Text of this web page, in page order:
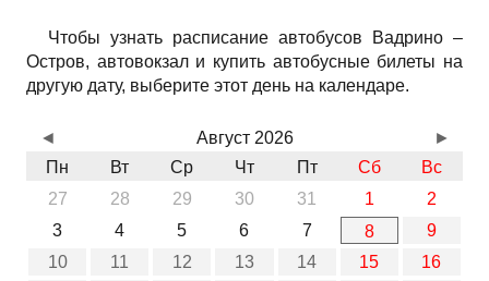
Чтобы узнать расписание автобусов Вадрино –
Остров, автовокзал и купить автобусные билеты на
другую дату, выберите этот день на календаре.
Август 2026
Пн
Вт Ср Чт Пт Сб
Вс
27
28 29 30 31 1
2
3
4 5 6 7 8
9
10
11 12 13 14 15
16
◄ ►